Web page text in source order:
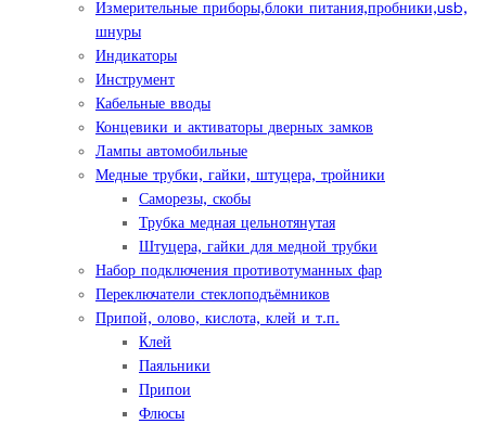
Измерительные приборы,блоки питания,пробники,usb,
шнуры
Индикаторы
Инструмент
Кабельные вводы
Концевики и активаторы дверных замков
Лампы автомобильные
Медные трубки, гайки, штуцера, тройники
Саморезы, скобы
Трубка медная цельнотянутая
Штуцера, гайки для медной трубки
Набор подключения противотуманных фар
Переключатели стеклоподъёмников
Припой, олово, кислота, клей и т.п.
Клей
Паяльники
Припои
Флюсы